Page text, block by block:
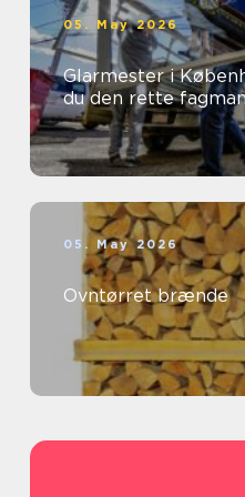
05. May 2026
Glarmester i
du den rette
05. May 2026
Ovntørret brænde